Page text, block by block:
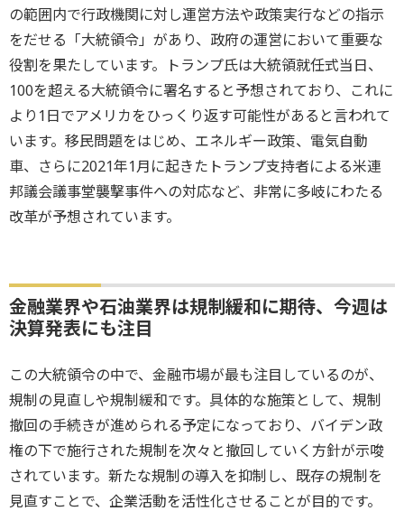
の範囲内で行政機関に対し運営方法や政策実行などの指示
をだせる「大統領令」があり、政府の運営において重要な
役割を果たしています。トランプ氏は大統領就任式当日、
100を超える大統領令に署名すると予想されており、これに
より1日でアメリカをひっくり返す可能性があると言われて
います。移民問題をはじめ、エネルギー政策、電気自動
車、さらに2021年1月に起きたトランプ支持者による米連
邦議会議事堂襲撃事件への対応など、非常に多岐にわたる
改革が予想されています。
金融業界や石油業界は規制緩和に期待、今週は
決算発表にも注目
この大統領令の中で、金融市場が最も注目しているのが、
規制の見直しや規制緩和です。具体的な施策として、規制
撤回の手続きが進められる予定になっており、バイデン政
権の下で施行された規制を次々と撤回していく方針が示唆
されています。新たな規制の導入を抑制し、既存の規制を
見直すことで、企業活動を活性化させることが目的です。